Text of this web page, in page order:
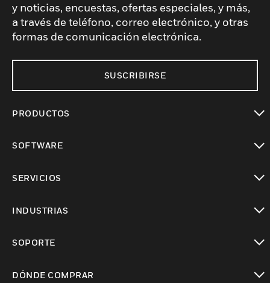
y noticias, encuestas, ofertas especiales, y más,
a través de teléfono, correo electrónico, y otras
formas de comunicación electrónica.
SUSCRIBIRSE
PRODUCTOS
SOFTWARE
SERVICIOS
INDUSTRIAS
SOPORTE
DÓNDE COMPRAR